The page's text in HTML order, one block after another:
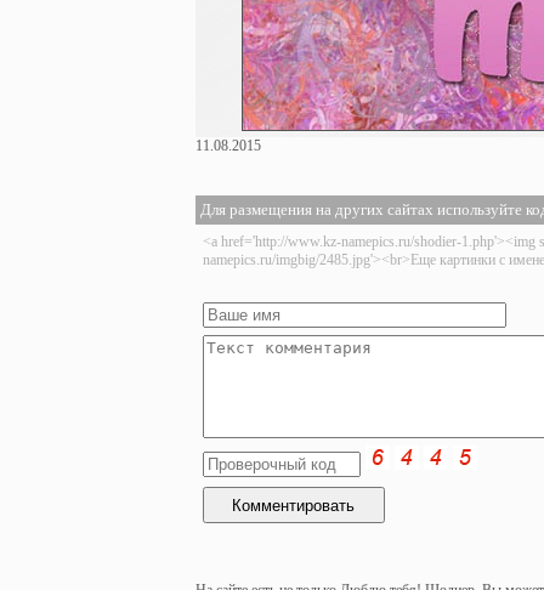
11.08.2015
Для размещения на других сайтах используйте
<a href='http://www.kz-namepics.ru/shodier-1.php'><img
namepics.ru/imgbig/2485.jpg'><br>Еще картинки с